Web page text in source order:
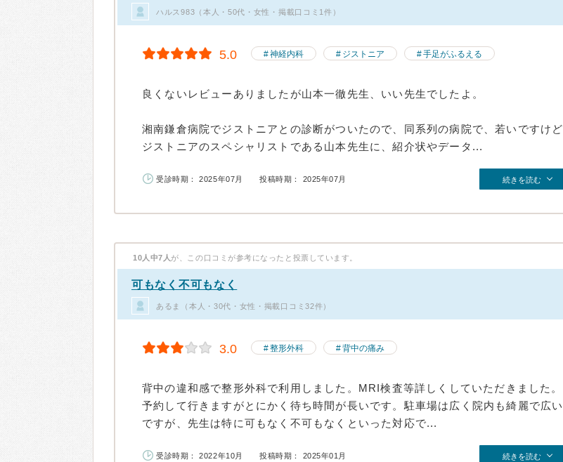
ハルス983（本人・50代・女性・掲載口コミ1件）
5.0 神経内科 ジストニア 手足がふるえる
良くないレビューありましたが山本一徹先生、いい先生でしたよ。
湘南鎌倉病院でジストニアとの診断がついたので、同系列の病院で、若いですけど
ジストニアのスペシャリストである山本先生に、紹介状やデータ...
受診時期： 2025年07月 投稿時期： 2025年07月 続きを読む
10人中7人 が、この口コミが参考になったと投票しています。
可もなく不可もなく
あるま（本人・30代・女性・掲載口コミ32件）
3.0 整形外科 背中の痛み
背中の違和感で整形外科で利用しました。MRI検査等詳しくしていただきました。
予約して行きますがとにかく待ち時間が長いです。駐車場は広く院内も綺麗で広い
ですが、先生は特に可もなく不可もなくといった対応で...
受診時期： 2022年10月 投稿時期： 2025年01月 続きを読む